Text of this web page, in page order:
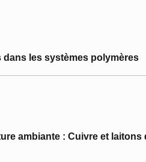
les systèmes polymères
ambiante : Cuivre et